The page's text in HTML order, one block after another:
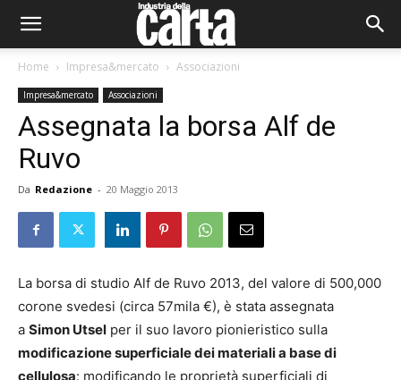
Home Impresa&mercato Associazioni
Impresa&mercato Associazioni
Assegnata la borsa Alf de
Ruvo
Da Redazione - 20 Maggio 2013
La borsa di studio Alf de Ruvo 2013, del valore di 500,000
corone svedesi (circa 57mila €), è stata assegnata
a Simon Utsel per il suo lavoro pionieristico sulla
modificazione superficiale dei materiali a base di
cellulosa: modificando le proprietà superficiali di